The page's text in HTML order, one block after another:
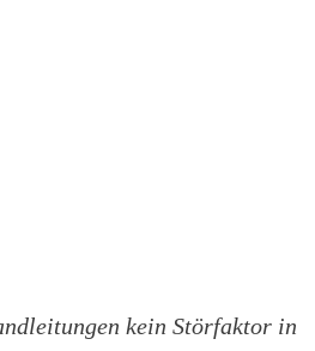
kein Störfaktor in